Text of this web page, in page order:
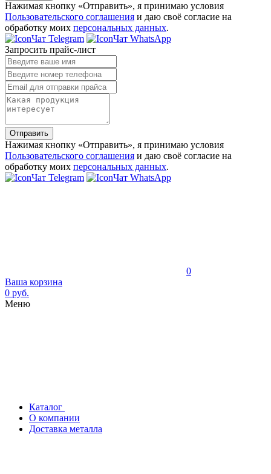
Нажимая кнопку «Отправить», я принимаю условия
Пользовательского соглашения и даю своё согласие на
обработку моих персональных данных.
Чат Telegram
Чат WhatsApp
Запросить прайс-лист
Отправить
Нажимая кнопку «Отправить», я принимаю условия
Пользовательского соглашения и даю своё согласие на
обработку моих персональных данных.
Чат Telegram
Чат WhatsApp
0
Ваша корзина
0 руб.
Меню
Каталог
О компании
Доставка металла